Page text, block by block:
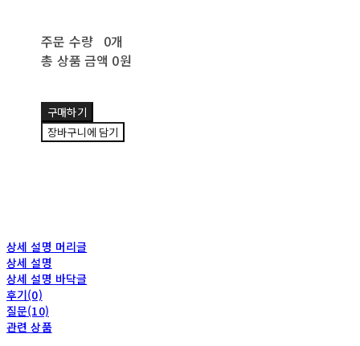
주문 수량 0개
총 상품 금액 0원
구매하기
장바구니에 담기
상세 설명 머리글
상세 설명
상세 설명 바닥글
후기(0)
질문(10)
관련 상품